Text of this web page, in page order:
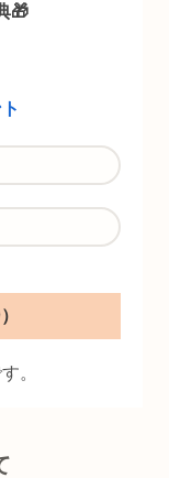
🎁
。